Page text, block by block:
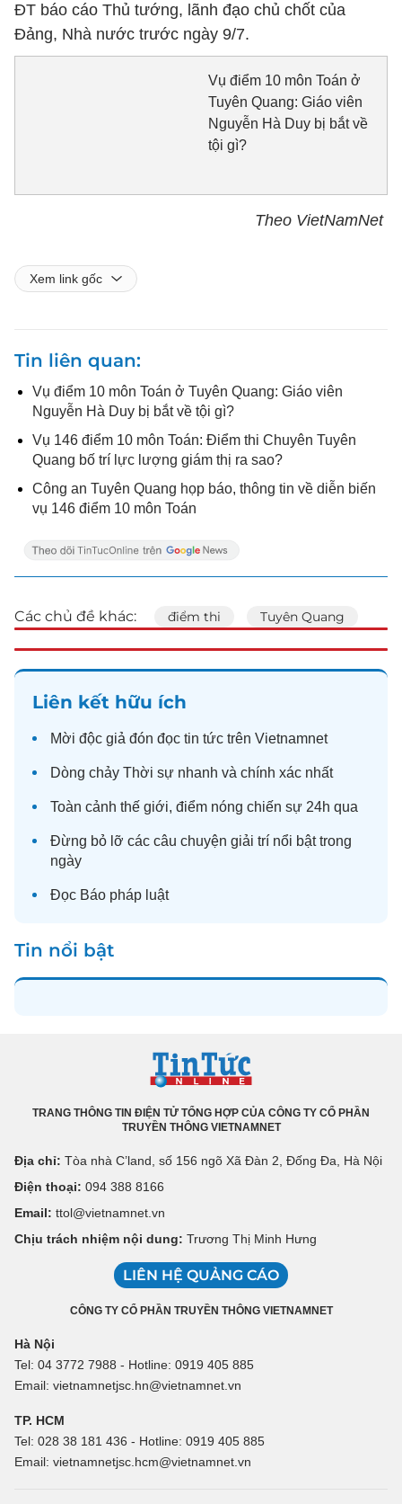
ĐT báo cáo Thủ tướng, lãnh đạo chủ chốt của
Đảng, Nhà nước trước ngày 9/7.
Vụ điểm 10 môn Toán ở
Tuyên Quang: Giáo viên
Nguyễn Hà Duy bị bắt về
tội gì?
Theo VietNamNet
Xem link gốc
Tin liên quan
Vụ điểm 10 môn Toán ở Tuyên Quang: Giáo viên
Nguyễn Hà Duy bị bắt về tội gì?
Vụ 146 điểm 10 môn Toán: Điểm thi Chuyên Tuyên
Quang bố trí lực lượng giám thị ra sao?
Công an Tuyên Quang họp báo, thông tin về diễn biến
vụ 146 điểm 10 môn Toán
Các chủ đề khác: điểm thi Tuyên Quang
Liên kết hữu ích
Mời độc giả đón đọc tin tức trên Vietnamnet
Dòng chảy Thời sự nhanh và chính xác nhất
Toàn cảnh thế giới, điểm nóng chiến sự 24h qua
Đừng bỏ lỡ các câu chuyện giải trí nổi bật trong
ngày
Đọc Báo pháp luật
Tin nổi bật
TRANG THÔNG TIN ĐIỆN TỬ TỔNG HỢP CỦA CÔNG TY CỔ PHẦN
TRUYỀN THÔNG VIETNAMNET
Địa chỉ: Tòa nhà C’land, số 156 ngõ Xã Đàn 2, Đống Đa, Hà Nội
Điện thoại: 094 388 8166
Email: ttol@vietnamnet.vn
Chịu trách nhiệm nội dung: Trương Thị Minh Hưng
LIÊN HỆ QUẢNG CÁO
CÔNG TY CỔ PHẦN TRUYỀN THÔNG VIETNAMNET
Hà Nội
Tel: 04 3772 7988 - Hotline: 0919 405 885
Email: vietnamnetjsc.hn@vietnamnet.vn
TP. HCM
Tel: 028 38 181 436 - Hotline: 0919 405 885
Email: vietnamnetjsc.hcm@vietnamnet.vn